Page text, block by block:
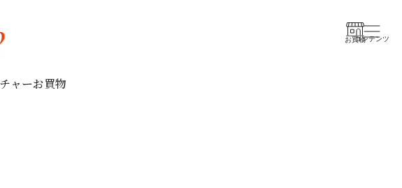
お買物コンテンツ
ャーお買物